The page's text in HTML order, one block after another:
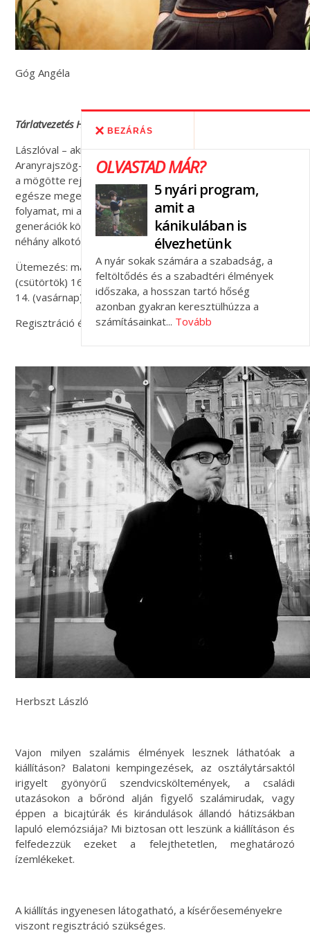
Góg Angéla
Tárlatvezetés Herbszt László kurátorral
Lászlóval – aki többszörös Graphic Design és
Aranyrajszög-díjas grafikus – nem csupán az alkotások és
a mögötte rejlő személyes történetek, hanem a projekt
egésze megelevenedik: hogyan néz ki egy ilyen alkotói
folyamat, mi a különbség stílus és stílus között, mi látszik a
generációk közti különbségekről, stb. Egy-egy vezetésen
néhány alkotó is részt vesz. Időtartam: 60 perc
Ütemezés: május 10. (szerda) 17:00 óra, május 11.
(csütörtök) 16:00 óra, május 12. (péntek) 17:00 óra, május
14. (vasárnap) 15:00 óra
Regisztráció és további információkITT.
Herbszt László
Vajon milyen szalámis élmények lesznek láthatóak a
kiállításon? Balatoni kempingezések, az osztálytársaktól
irigyelt gyönyörű szendvicsköltemények, a családi
utazásokon a bőrönd alján figyelő szalámirudak, vagy
éppen a bicajtúrák és kirándulások állandó hátizsákban
lapuló elemózsiája? Mi biztosan ott leszünk a kiállításon és
felfedezzük ezeket a felejthetetlen, meghatározó
ízemlékeket.
A kiállítás ingyenesen látogatható, a kísérőeseményekre
viszont regisztráció szükséges.
BEZÁRÁS
OLVASTAD MÁR?
5 nyári program,
amit a
kánikulában is
élvezhetünk
A nyár sokak számára a szabadság, a
feltöltődés és a szabadtéri élmények
időszaka, a hosszan tartó hőség
azonban gyakran keresztülhúzza a
számításainkat... Tovább